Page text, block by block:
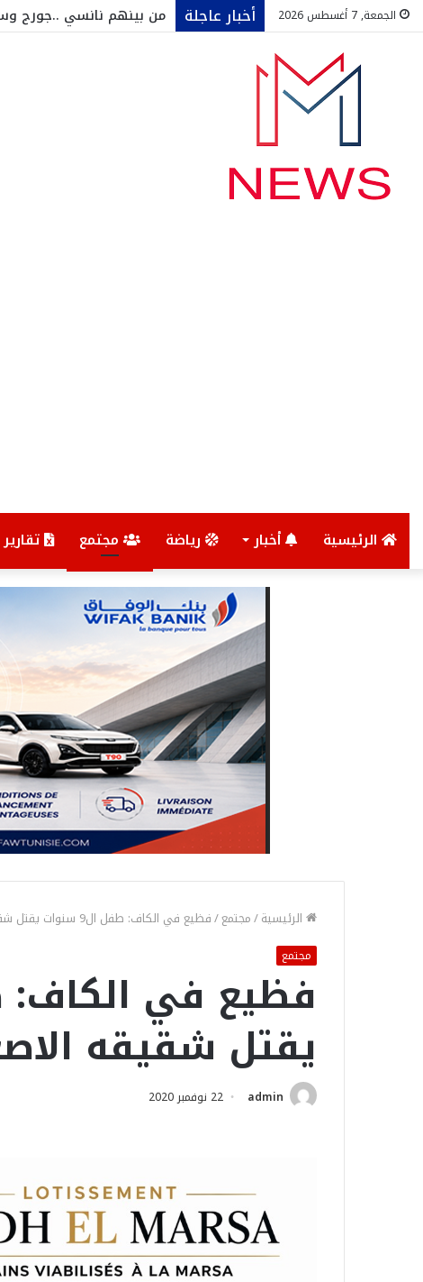
الجمعة, 7 أغسطس 2026 أخبار عاجلة
الرئيسية أخبار رياضة مجتمع
الرئيسية/مجتمع/فظيع في الكاف: طفل ال9 سنوات يقتل شقيقه الاصغر
مجتمع
يقتل شقيقه
admin 22 نوفمبر 2020